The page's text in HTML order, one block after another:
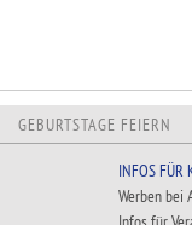
GEBURTSTAGE FEIERN
INFOS FÜR
Werben bei